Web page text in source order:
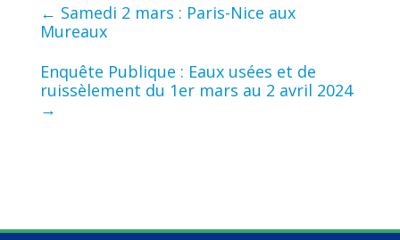
← Samedi 2 mars : Paris-Nice aux
Mureaux
Enquête Publique : Eaux usées et de
ruissèlement du 1er mars au 2 avril 2024
→